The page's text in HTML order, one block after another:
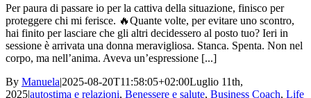
Per paura di passare io per la cattiva della situazione, finisco per
proteggere chi mi ferisce. 🔥Quante volte, per evitare uno scontro,
hai finito per lasciare che gli altri decidessero al posto tuo? Ieri in
sessione è arrivata una donna meravigliosa. Stanca. Spenta. Non nel
corpo, ma nell’anima. Aveva un’espressione [...]
By Manuela|2025-08-20T11:58:05+02:00Luglio 11th,
2025|autostima e relazioni, Benessere e salute, Business Coach, Life